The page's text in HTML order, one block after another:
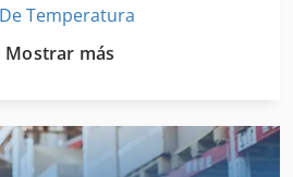
Temperatura
Mostrar más